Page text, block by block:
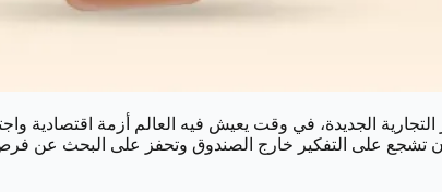
التجارية الجديدة، في وقت يعيش فيه العالم أزمة اقتصادية
تشجع على التفكير خارج الصندوق وتحفز على البحث عن